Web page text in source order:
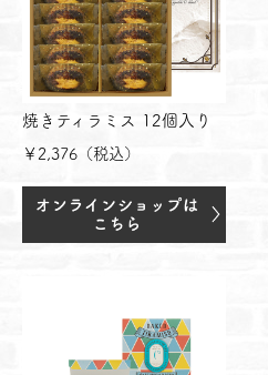
焼きティラミス 12個入り
￥2,376（税込）